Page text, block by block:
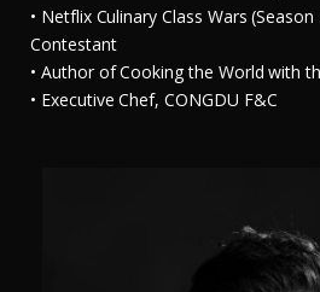
• Netflix Culinary Class Wars
Contestant
• Author of Cooking the World with
• Executive Chef, CONGDU F&C